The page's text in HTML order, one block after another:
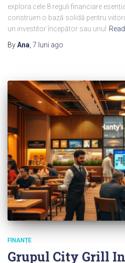
explora cele 8 reguli financiare
construim o bază solidă pentru
un investitor începător sau unul
ByAna 7 luni ago
FINANȚE
Grupul City Grill